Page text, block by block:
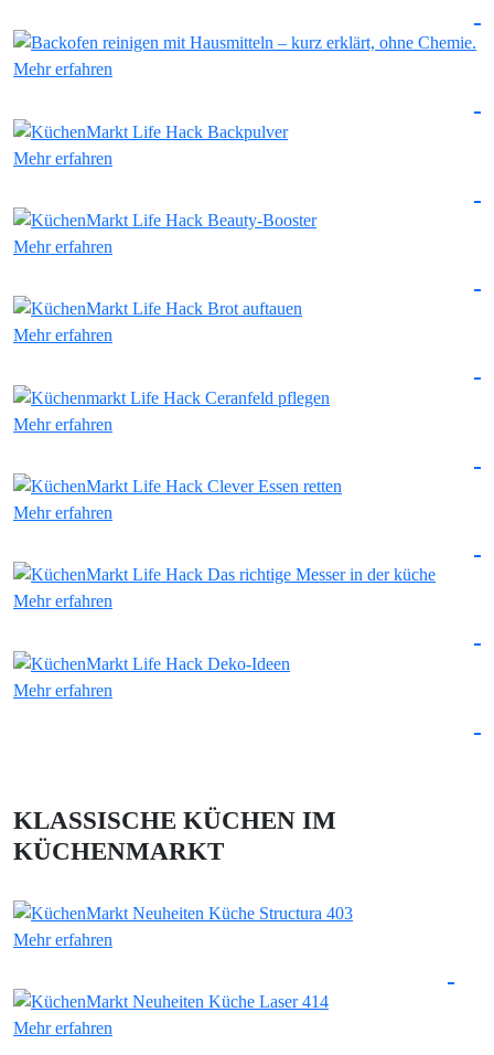
Mehr erfahren
Mehr erfahren
Mehr erfahren
Mehr erfahren
Mehr erfahren
Mehr erfahren
Mehr erfahren
Mehr erfahren
KLASSISCHE KÜCHEN IM
KÜCHENMARKT
Mehr erfahren
Mehr erfahren